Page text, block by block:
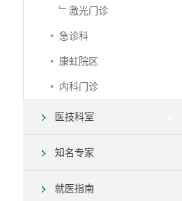
﹂激光门诊
急诊科
康虹院区
内科门诊
医技科室
知名专家
就医指南